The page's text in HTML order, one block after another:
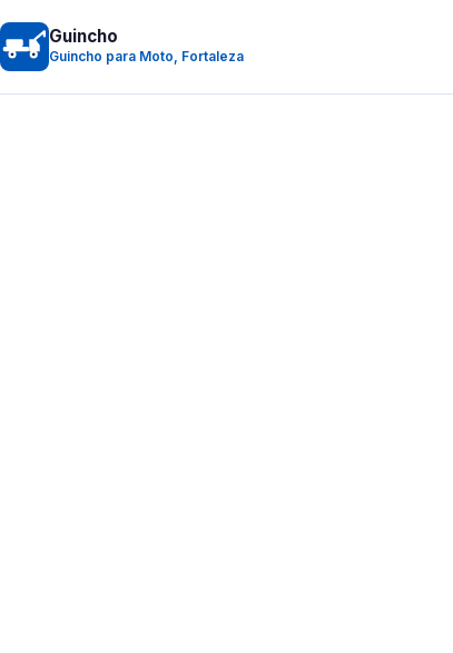
Guincho
Guincho para Moto, Fortaleza